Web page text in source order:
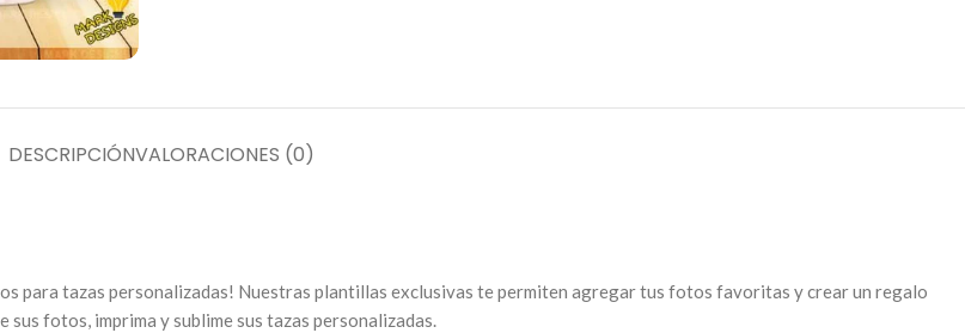
DESCRIPCIÓNVALORACIONES (0)
para tazas personalizadas! Nuestras plantillas exclusivas te permiten agregar tus fotos favoritas y crear un regalo
fotos, imprima y sublime sus tazas personalizadas.